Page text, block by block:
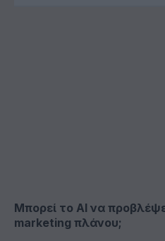
Μπορεί το ΑΙ να
marketing πλάνου;